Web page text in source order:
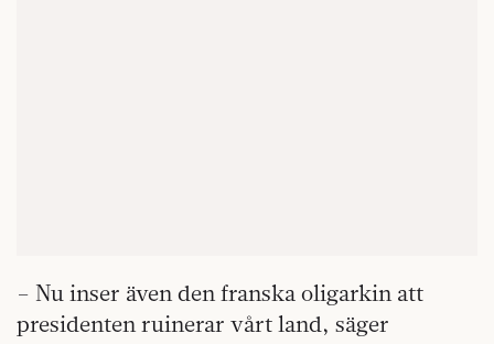
– Nu inser även den franska oligarkin att
presidenten ruinerar vårt land, säger